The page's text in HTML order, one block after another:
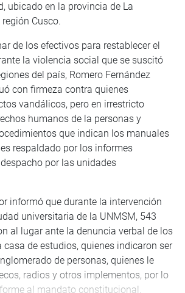
ubicado en la provincia de La
Cusco.
de los efectivos para restablecer el
la violencia social que se suscitó
del país, Romero Fernández
con firmeza contra quienes
vandálicos, pero en irrestricto
humanos de la personas y
que indican los manuales
respaldado por los informes
por las unidades
informó que durante la intervención
universitaria de la UNMSM, 543
al lugar ante la denuncia verbal de los
casa de estudios, quienes indicaron ser
de personas, quienes le
radios y otros implementos, por lo
al mandato constitucional.